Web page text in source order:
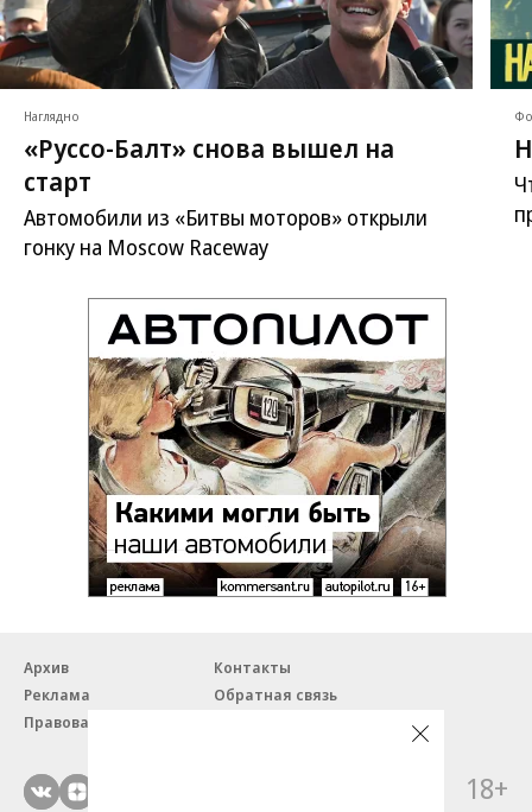
Наглядно
«Руссо-Балт» снова вышел на
старт
Автомобили из «Битвы моторов» открыли
гонку на Moscow Raceway
Архив
Контакты
Реклама
Обратная связь
Правовая информация
18+